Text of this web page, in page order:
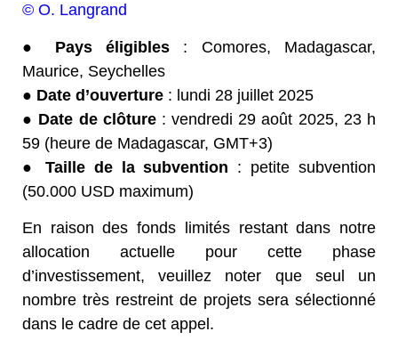
© O. Langrand
● Pays éligibles : Comores, Madagascar,
Maurice, Seychelles
● Date d’ouverture : lundi 28 juillet 2025
● Date de clôture: vendredi 29 août 2025, 23 h
59 (heure de Madagascar, GMT+3)
● Taille de la subvention : petite subvention
(50.000 USD maximum)
En raison des fonds limités restant dans notre
allocation actuelle pour cette phase
d’investissement, veuillez noter que seul un
nombre très restreint de projets sera sélectionné
dans le cadre de cet appel.